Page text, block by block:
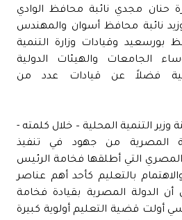
حنان مجدي نائبة محافظ الوادي
نائبة محافظ أسوان والمهندس
بورسعيد وقيادات وزارة التنمية
الجامعات والهيئات الدولية
فضلاً عن قيادات عدد من
التنمية المحلية – خلال كلمته -
المصرية من جهود في تنفيذ
المصري التي أطلقها فخامة الرئيس
في عام 2018 والاهتمام بالتعليم كأحد أهم عناصر
أن الدولة المصرية بقيادة فخامة
أولت قضية التعليم أولوية كبيرة